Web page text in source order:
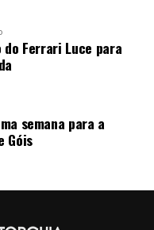
do Ferrari Luce para
semana para a
Góis